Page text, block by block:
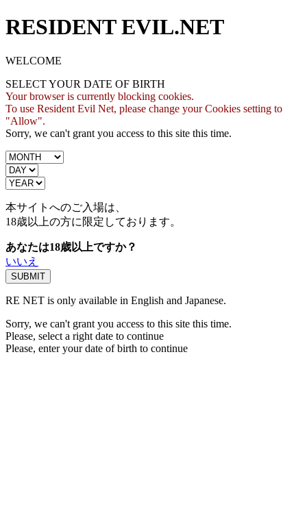
RESIDENT EVIL.NET
WELCOME
SELECT YOUR DATE OF BIRTH
Your browser is currently blocking cookies.
To use Resident Evil Net, please change your Cookies setting to
"Allow".
Sorry, we can't grant you access to this site this time.
本サイトへのご入場は、
18歳以上の方に限定しております。
あなたは18歳以上ですか？
いいえ
RE NET is only available in English and Japanese.
Sorry, we can't grant you access to this site this time.
Please, select a right date to continue
Please, enter your date of birth to continue